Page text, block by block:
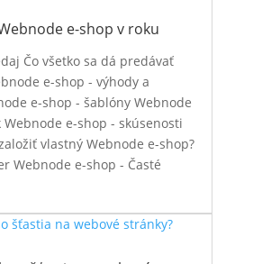
e-shop v roku
Čo všetko sa dá predávať
e-shop - výhody a
e-shop - šablóny Webnode
e-shop - skúsenosti
vlastný Webnode e-shop?
Webnode e-shop - Časté